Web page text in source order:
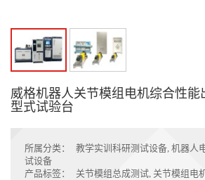
威格机器人关节模组电机综合性能
型式试验台
所属分类： 教学实训科研测试设备, 机器人
试设备
产品标签：
关节模组总成测试, 关节模组电